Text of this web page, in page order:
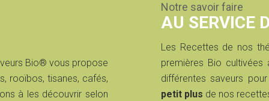
Bio® vous propose
rooïbos, tisanes, cafés,
à les découvrir selon
Notre savoir faire
AU SERVICE
Les Recettes de nos
premières Bio
différentes saveurs
petit plus de nos